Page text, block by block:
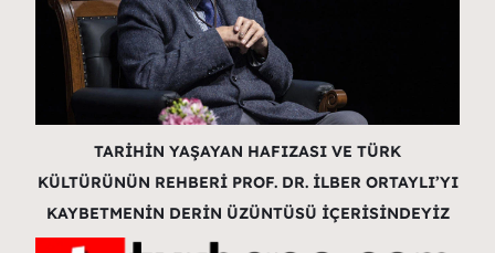
TARİHİN YAŞAYAN HAFIZASI VE TÜRK
KÜLTÜRÜNÜN REHBERİ PROF. DR. İLBER ORTAYLI’YI
KAYBETMENİN DERİN ÜZÜNTÜSÜ İÇERİSİNDEYİZ